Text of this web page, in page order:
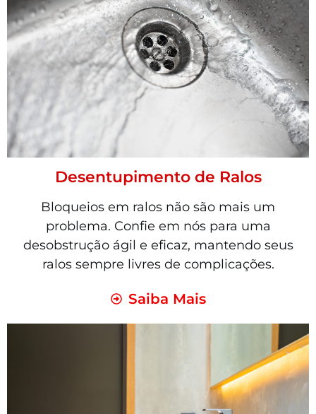
Desentupimento de Ralos
Bloqueios em ralos não são mais um
problema. Confie em nós para uma
desobstrução ágil e eficaz, mantendo seus
ralos sempre livres de complicações.
Saiba Mais